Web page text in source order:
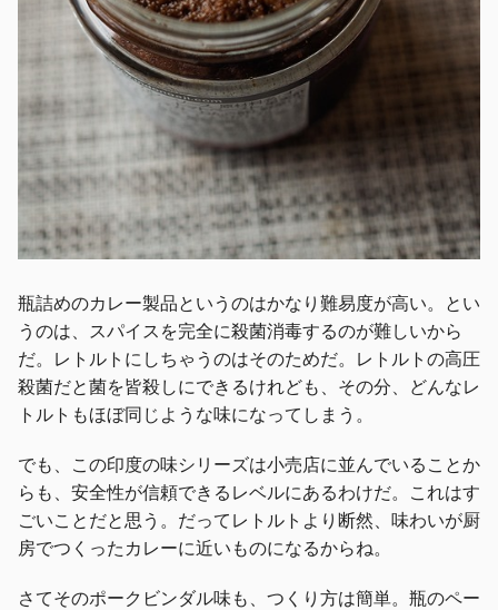
瓶詰めのカレー製品というのはかなり難易度が高い。とい
うのは、スパイスを完全に殺菌消毒するのが難しいから
だ。レトルトにしちゃうのはそのためだ。レトルトの高圧
殺菌だと菌を皆殺しにできるけれども、その分、どんなレ
トルトもほぼ同じような味になってしまう。
でも、この印度の味シリーズは小売店に並んでいることか
らも、安全性が信頼できるレベルにあるわけだ。これはす
ごいことだと思う。だってレトルトより断然、味わいが厨
房でつくったカレーに近いものになるからね。
さてそのポークビンダル味も、つくり方は簡単。瓶のペー